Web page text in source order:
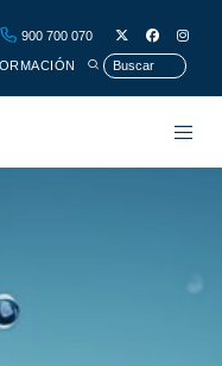
900 700 070